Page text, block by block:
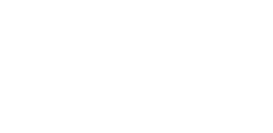
性發炎套餐。」過胖的毛孩可
關節提早退化🚨 糖尿病🚨 活動